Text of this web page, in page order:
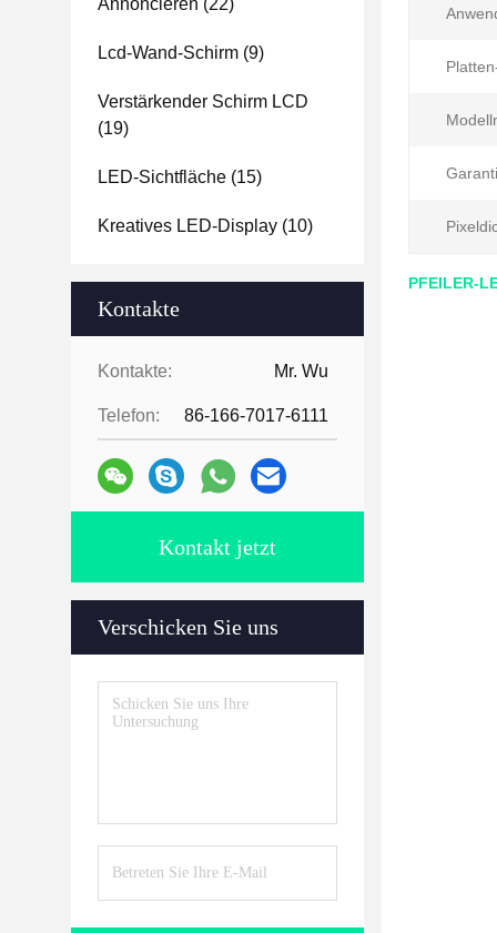
Annoncieren (22)
Lcd-Wand-Schirm (9)
Verstärkender Schirm LCD
(19)
LED-Sichtfläche (15)
Kreatives LED-Display (10)
Kontakte
Kontakte: Mr. Wu
Telefon: 86-166-7017-6111
Kontakt jetzt
Verschicken Sie uns
PFEILER-